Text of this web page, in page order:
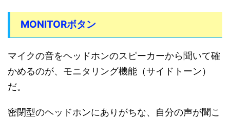
MONITORボタン
マイクの音をヘッドホンのスピーカーから聞いて確
かめるのが、モニタリング機能（サイドトーン）
だ。
密閉型のヘッドホンにありがちな、自分の声が聞こ